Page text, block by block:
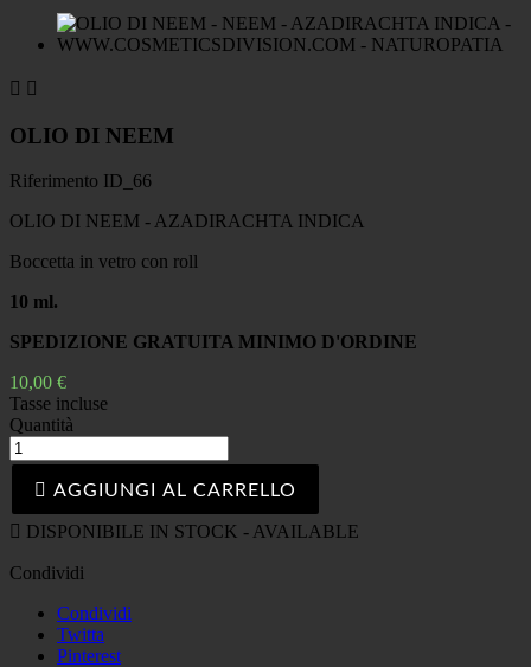
 
OLIO DI NEEM
Riferimento ID_66
OLIO DI NEEM - AZADIRACHTA INDICA
Boccetta in vetro con roll
10 ml.
SPEDIZIONE GRATUITA MINIMO D'ORDINE
10,00 €
Tasse incluse
Quantità
AGGIUNGI AL CARRELLO
 DISPONIBILE IN STOCK - AVAILABLE
Condividi
Condividi
Twitta
Pinterest